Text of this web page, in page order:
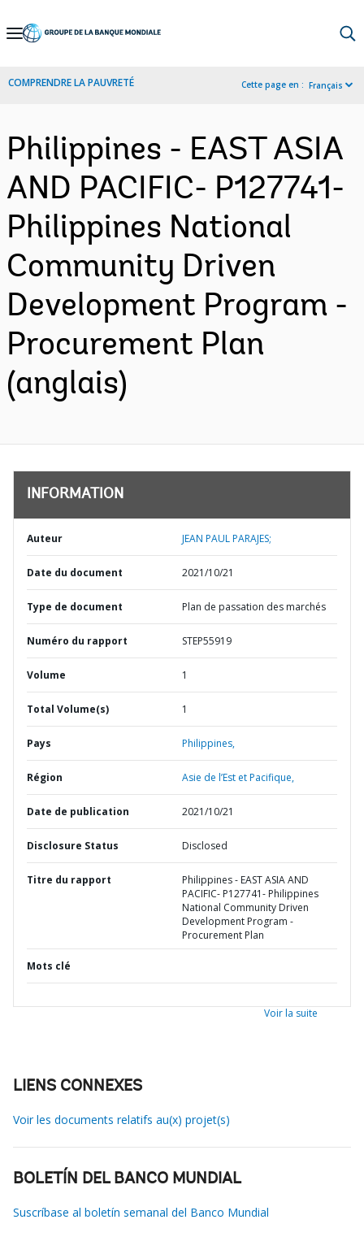
Skip
Navigation
COMPRENDRE LA PAUVRETÉ Cette page en : Français
Philippines - EAST ASIA
AND PACIFIC- P127741-
Philippines National
Community Driven
Development Program -
Procurement Plan
(anglais)
INFORMATION
Auteur JEAN PAUL PARAJES;
Date du document 2021/10/21
Type de document Plan de passation des marchés
Numéro du rapport STEP55919
Volume 1
Total Volume(s) 1
Pays Philippines,
Région Asie de l’Est et Pacifique,
Date de publication 2021/10/21
Disclosure Status Disclosed
Titre du rapport
Philippines - EAST ASIA AND
PACIFIC- P127741- Philippines
National Community Driven
Development Program -
Procurement Plan
Mots clé
Voir la suite
LIENS CONNEXES
Voir les documents relatifs au(x) projet(s)
BOLETÍN DEL BANCO MUNDIAL
Suscríbase al boletín semanal del Banco Mundial